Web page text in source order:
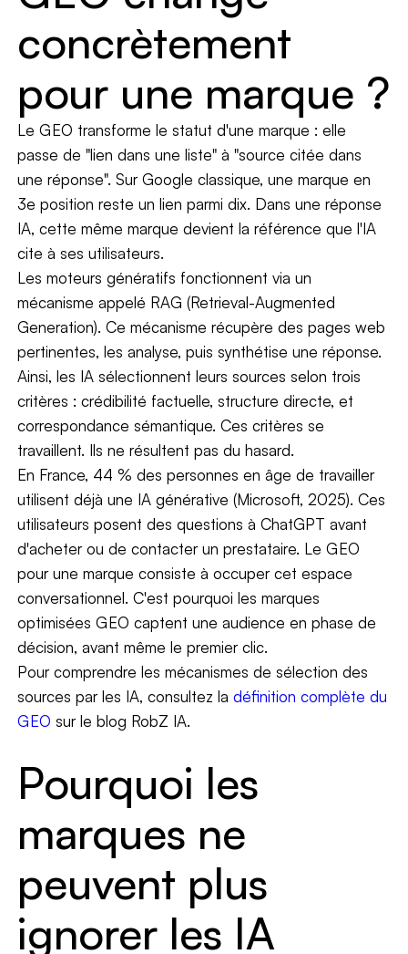
concrètement
pour une marque ?
Le GEO transforme le statut d'une marque : elle
passe de "lien dans une liste" à "source citée dans
une réponse". Sur Google classique, une marque en
3e position reste un lien parmi dix. Dans une réponse
IA, cette même marque devient la référence que l'IA
cite à ses utilisateurs.
Les moteurs génératifs fonctionnent via un
mécanisme appelé RAG (Retrieval-Augmented
Generation). Ce mécanisme récupère des pages web
pertinentes, les analyse, puis synthétise une réponse.
Ainsi, les IA sélectionnent leurs sources selon trois
critères : crédibilité factuelle, structure directe, et
correspondance sémantique. Ces critères se
travaillent. Ils ne résultent pas du hasard.
En France, 44 % des personnes en âge de travailler
utilisent déjà une IA générative (Microsoft, 2025). Ces
utilisateurs posent des questions à ChatGPT avant
d'acheter ou de contacter un prestataire. Le GEO
pour une marque consiste à occuper cet espace
conversationnel. C'est pourquoi les marques
optimisées GEO captent une audience en phase de
décision, avant même le premier clic.
Pour comprendre les mécanismes de sélection des
sources par les IA, consultez la définition complète du
GEO sur le blog RobZ IA.
Pourquoi les
marques ne
peuvent plus
ignorer les IA